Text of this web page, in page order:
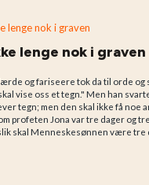
lenge nok i graven
og fariseere tok da til orde og
vise oss et tegn." Men han
tegn; men den skal ikke få noe
profeten Jona var tre dager og
skal Menneskesønnen være tre